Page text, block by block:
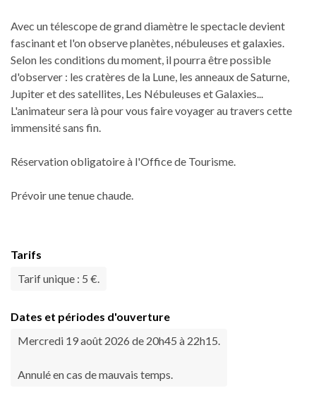
Avec un télescope de grand diamètre le spectacle devient
fascinant et l'on observe planètes, nébuleuses et galaxies.
Selon les conditions du moment, il pourra être possible
d'observer : les cratères de la Lune, les anneaux de Saturne,
Jupiter et des satellites, Les Nébuleuses et Galaxies...
L'animateur sera là pour vous faire voyager au travers cette
immensité sans fin.
Réservation obligatoire à l'Office de Tourisme.
Prévoir une tenue chaude.
Tarifs
Tarif unique : 5 €.
Dates et périodes d'ouverture
Mercredi 19 août 2026 de 20h45 à 22h15.
Annulé en cas de mauvais temps.